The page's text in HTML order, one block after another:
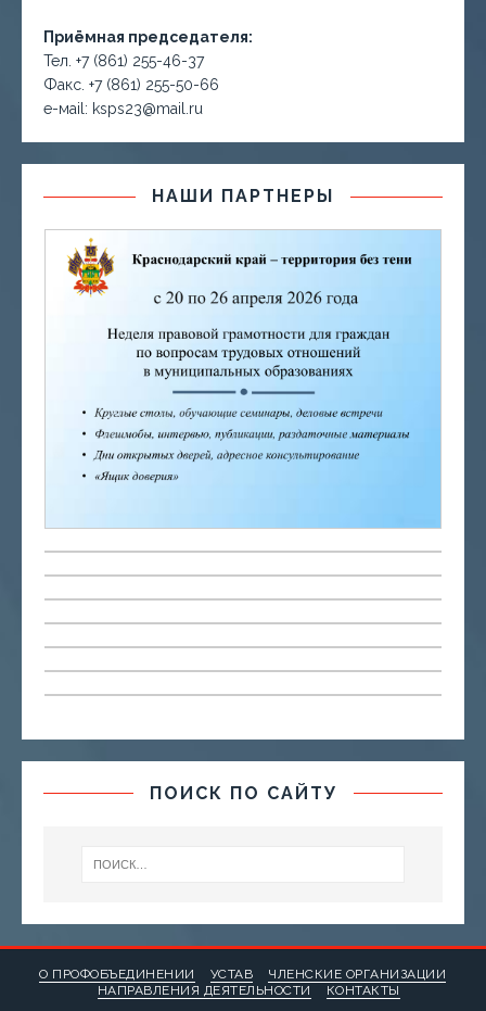
Приёмная председателя:
Тел. +7 (861) 255-46-37
Факс. +7 (861) 255-50-66
е-маil: ksps23@mail.ru
НАШИ ПАРТНЕРЫ
ПОИСК ПО САЙТУ
О ПРОФОБЪЕДИНЕНИИ УСТАВ
ЧЛЕНСКИЕ ОРГАНИЗАЦИИ
НАПРАВЛЕНИЯ ДЕЯТЕЛЬНОСТИ
КОНТАКТЫ